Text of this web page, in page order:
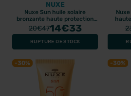
NUXE
Nuxe Sun huile solaire
bronzante haute protection
spf50 - 150ml
20€4714€33
RUPTURE DE STOCK
-30% -30%